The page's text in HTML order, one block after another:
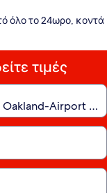
όλο το 24ωρο, κοντά
τιμές